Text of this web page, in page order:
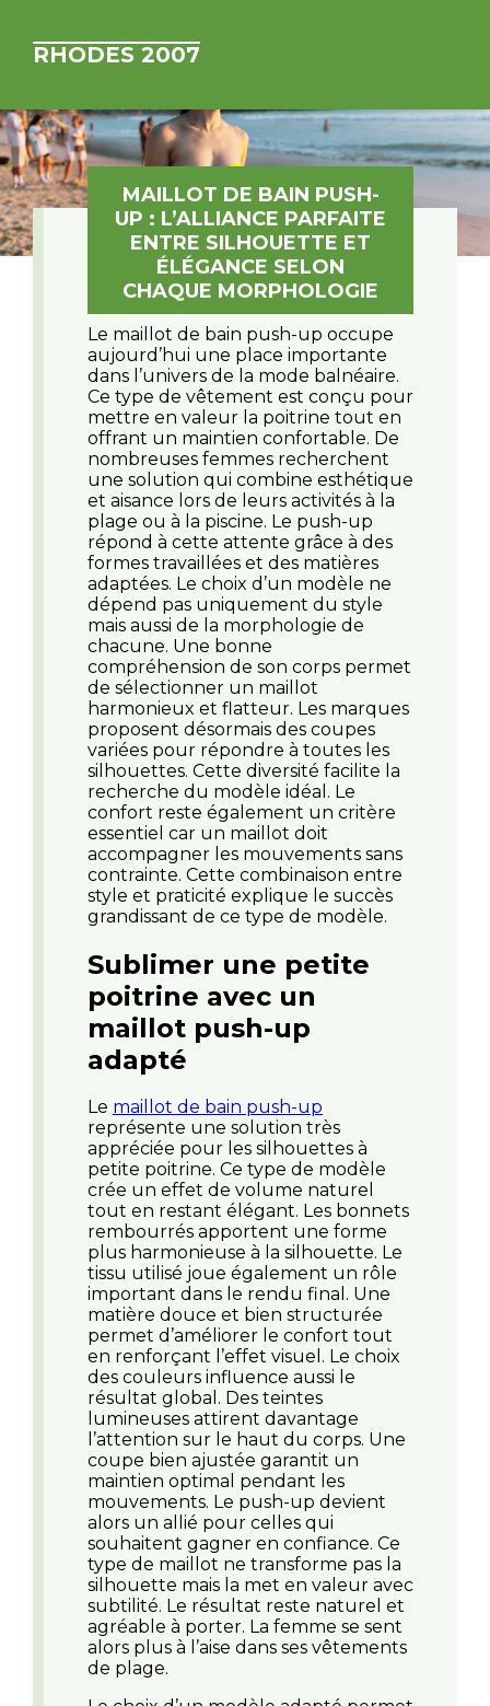
RHODES 2007
MAILLOT DE BAIN PUSH-
UP : L’ALLIANCE PARFAITE
ENTRE SILHOUETTE ET
ÉLÉGANCE SELON
CHAQUE MORPHOLOGIE
Le maillot de bain push-up occupe
aujourd’hui une place importante
dans l’univers de la mode balnéaire.
Ce type de vêtement est conçu pour
mettre en valeur la poitrine tout en
offrant un maintien confortable. De
nombreuses femmes recherchent
une solution qui combine esthétique
et aisance lors de leurs activités à la
plage ou à la piscine. Le push-up
répond à cette attente grâce à des
formes travaillées et des matières
adaptées. Le choix d’un modèle ne
dépend pas uniquement du style
mais aussi de la morphologie de
chacune. Une bonne
compréhension de son corps permet
de sélectionner un maillot
harmonieux et flatteur. Les marques
proposent désormais des coupes
variées pour répondre à toutes les
silhouettes. Cette diversité facilite la
recherche du modèle idéal. Le
confort reste également un critère
essentiel car un maillot doit
accompagner les mouvements sans
contrainte. Cette combinaison entre
style et praticité explique le succès
grandissant de ce type de modèle.
Sublimer une petite
poitrine avec un
maillot push-up
adapté
Le maillot de bain push-up
représente une solution très
appréciée pour les silhouettes à
petite poitrine. Ce type de modèle
crée un effet de volume naturel
tout en restant élégant. Les bonnets
rembourrés apportent une forme
plus harmonieuse à la silhouette. Le
tissu utilisé joue également un rôle
important dans le rendu final. Une
matière douce et bien structurée
permet d’améliorer le confort tout
en renforçant l’effet visuel. Le choix
des couleurs influence aussi le
résultat global. Des teintes
lumineuses attirent davantage
l’attention sur le haut du corps. Une
coupe bien ajustée garantit un
maintien optimal pendant les
mouvements. Le push-up devient
alors un allié pour celles qui
souhaitent gagner en confiance. Ce
type de maillot ne transforme pas la
silhouette mais la met en valeur avec
subtilité. Le résultat reste naturel et
agréable à porter. La femme se sent
alors plus à l’aise dans ses vêtements
de plage.